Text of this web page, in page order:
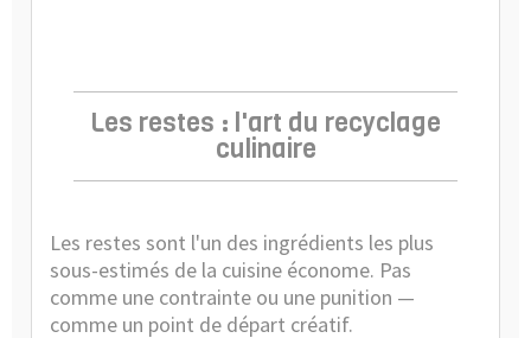
Les restes : l'art du recyclage
culinaire
Les restes sont l'un des ingrédients les plus
sous-estimés de la cuisine économe. Pas
comme une contrainte ou une punition —
comme un point de départ créatif.